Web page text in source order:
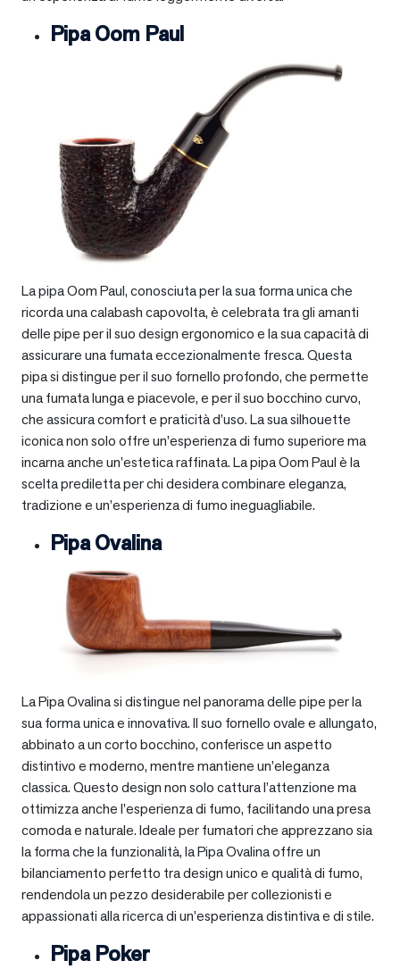
Pipa Oom Paul
La pipa Oom Paul, conosciuta per la sua forma unica che
ricorda una calabash capovolta, è celebrata tra gli amanti
delle pipe per il suo design ergonomico e la sua capacità di
assicurare una fumata eccezionalmente fresca. Questa
pipa si distingue per il suo fornello profondo, che permette
una fumata lunga e piacevole, e per il suo bocchino curvo,
che assicura comfort e praticità d’uso. La sua silhouette
iconica non solo offre un’esperienza di fumo superiore ma
incarna anche un’estetica raffinata. La pipa Oom Paul è la
scelta prediletta per chi desidera combinare eleganza,
tradizione e un’esperienza di fumo ineguagliabile.
Pipa Ovalina
La Pipa Ovalina si distingue nel panorama delle pipe per la
sua forma unica e innovativa. Il suo fornello ovale e allungato,
abbinato a un corto bocchino, conferisce un aspetto
distintivo e moderno, mentre mantiene un’eleganza
classica. Questo design non solo cattura l’attenzione ma
ottimizza anche l’esperienza di fumo, facilitando una presa
comoda e naturale. Ideale per fumatori che apprezzano sia
la forma che la funzionalità, la Pipa Ovalina offre un
bilanciamento perfetto tra design unico e qualità di fumo,
rendendola un pezzo desiderabile per collezionisti e
appassionati alla ricerca di un’esperienza distintiva e di stile.
Pipa Poker